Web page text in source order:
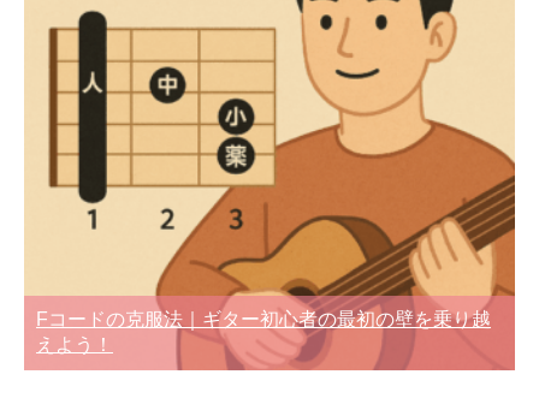
Fコードの克服法｜ギター初心者の最初の壁を乗り越
えよう！